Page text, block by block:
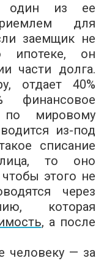
один из ее
для
заемщик не
ипотеке, он
части долга.
отдает 40%
финансовое
по мировому
из-под
списание
то оно
этого не
через
которая
, а после
человеку — за